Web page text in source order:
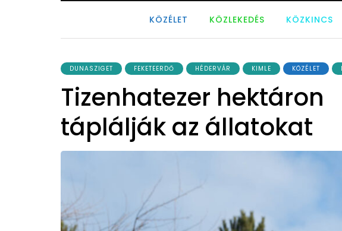
KÖZÉLET KÖZLEKEDÉS KÖZKINCS
DUNASZIGET FEKETEERDŐ HÉDERVÁR KIMLE KÖZÉLET
Tizenhatezer hektáron
táplálják az állatokat